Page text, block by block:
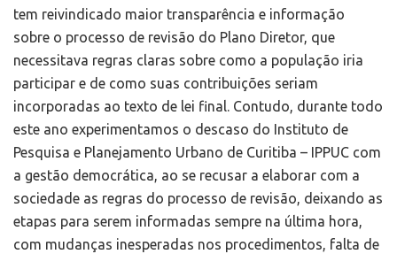
tem reivindicado maior transparência e informação
sobre o processo de revisão do Plano Diretor, que
necessitava regras claras sobre como a população iria
participar e de como suas contribuições seriam
incorporadas ao texto de lei final. Contudo, durante todo
este ano experimentamos o descaso do Instituto de
Pesquisa e Planejamento Urbano de Curitiba – IPPUC com
a gestão democrática, ao se recusar a elaborar com a
sociedade as regras do processo de revisão, deixando as
etapas para serem informadas sempre na última hora,
com mudanças inesperadas nos procedimentos, falta de